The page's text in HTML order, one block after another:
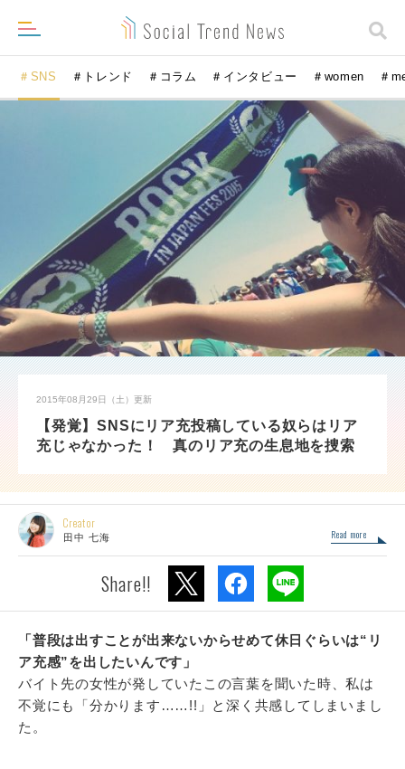
＃SNS ＃トレンド ＃コラム ＃インタビュー ＃women ＃
2015年08月29日（土） 更新
【発覚】SNSにリア充投稿している奴らはリア
充じゃなかった！ 真のリア充の生息地を捜索
Creator
田中 七海 Read more
Share!!
「普段は出すことが出来ないからせめて休日ぐらいは“リ
ア充感”を出したいんです」
バイト先の女性が発していたこの言葉を聞いた時、私は
不覚にも「分かります……!!」と深く共感してしまいまし
た。